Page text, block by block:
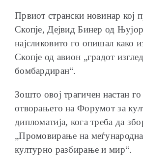
Првиот странски новинар кој
Скопје, Дејвид Бинер од
најсликовито го опишал како
Скопје од авион „градот
бомбардиран“.
Зошто овој трагичен настан
отворањето на Форумот за
дипломатија, кога треба да
„Промовирање на
културно разбирање и мир“.